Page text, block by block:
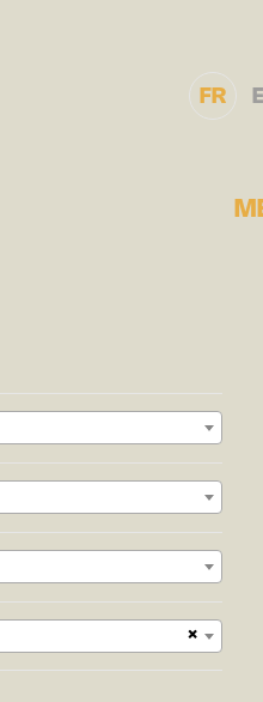
FR
×